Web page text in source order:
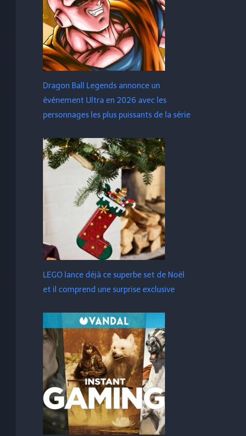
Dragon Ball Legends annonce un
événement Ultra en 2026 avec les
personnages les plus puissants de la série
LEGO lance déjà ce superbe set de Noël
et il comprend une surprise exclusive